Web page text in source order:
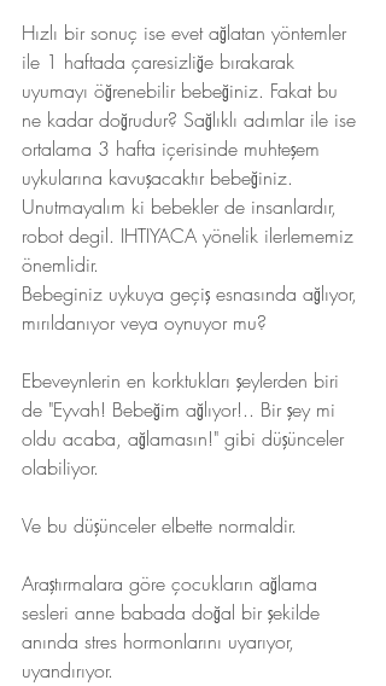
Hızlı bir sonuç ise evet ağlatan yöntemler
ile 1 haftada çaresizliğe bırakarak
uyumayı öğrenebilir bebeğiniz. Fakat bu
ne kadar doğrudur? Sağlıklı adımlar ile ise
ortalama 3 hafta içerisinde muhteşem
uykularına kavuşacaktır bebeğiniz.
Unutmayalım ki bebekler de insanlardır,
robot degil. IHTIYACA yönelik ilerlememiz
önemlidir.
Bebeginiz uykuya geçiş esnasında ağlıyor,
mırıldanıyor veya oynuyor mu?
Ebeveynlerin en korktukları şeylerden biri
de "Eyvah! Bebeğim ağlıyor!.. Bir şey mi
oldu acaba, ağlamasın!" gibi düşünceler
olabiliyor.
Ve bu düşünceler elbette normaldir.
Araştırmalara göre çocukların ağlama
sesleri anne babada doğal bir şekilde
anında stres hormonlarını uyarıyor,
uyandırıyor.